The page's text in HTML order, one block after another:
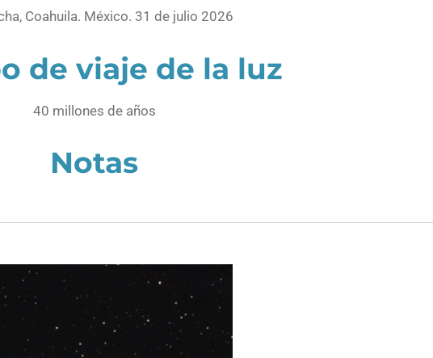
Coahuila. México. 31 de julio 2026
de viaje de la luz
40 millones de años
Notas